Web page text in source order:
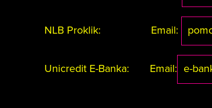
NLB Proklik: Email:
Unicredit E-Banka: Email: e-